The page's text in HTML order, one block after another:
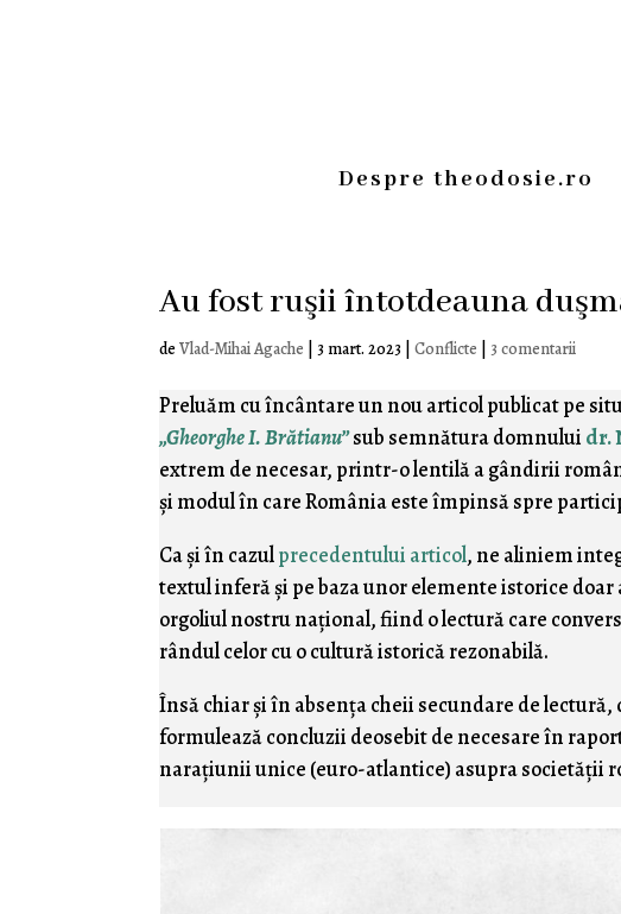
Despre theodosie.ro
Au fost ruşii întotdeauna
deVlad-Mihai Agache |3 mart. 2023 |Conflicte |3 comentarii
Preluăm cu încântare un nou articol publicat pe
„Gheorghe I. Brătianu”sub semnătura domnului dr.
extrem de necesar, printr-o lentilă a gândirii
şi modul în care România este împinsă spre
Ca şi în cazulprecedentului articol, ne aliniem
textul inferă şi pe baza unor elemente istorice
orgoliul nostru naţional, fiind o lectură care
rândul celor cu o cultură istorică rezonabilă.
Însă chiar şi în absenţa cheii secundare de
formulează concluzii deosebit de necesare în
naraţiunii unice (euro-atlantice) asupra societăţii